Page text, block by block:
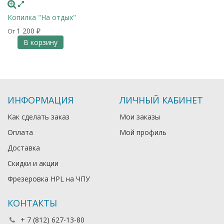
Копилка "На отдых"
От 1 200 ₽
В корзину
ИНФОРМАЦИЯ
Как сделать заказ
Оплата
Доставка
Скидки и акции
Фрезеровка HPL на ЧПУ
ЛИЧНЫЙ КАБИНЕТ
Мои заказы
Мой профиль
КОНТАКТЫ
+ 7 (812) 627-13-80